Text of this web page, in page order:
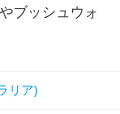
ブッシュウォ
リア)